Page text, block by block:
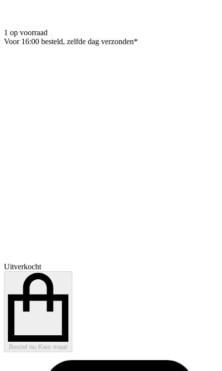
1 op voorraad
Voor 16:00 besteld, zelfde dag verzonden*
Uitverkocht
Bestel nu Kies maat